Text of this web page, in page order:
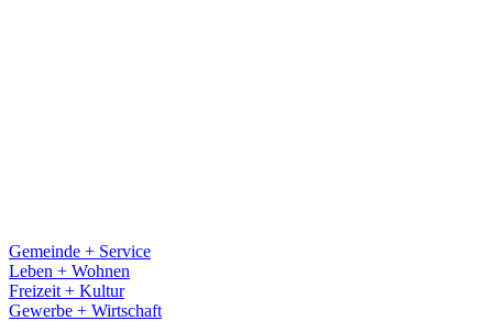
Gemeinde + Service
Leben + Wohnen
Freizeit + Kultur
Gewerbe + Wirtschaft